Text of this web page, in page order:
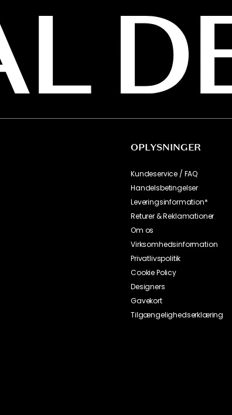
OPLYSNINGER
Kundeservice / FAQ
Handelsbetingelser
Leveringsinformation*
Returer & Reklamationer
Om os
Virksomhedsinformation
Privatlivspolitik
Cookie Policy
Designers
Gavekort
Tilgængelighedserklæring